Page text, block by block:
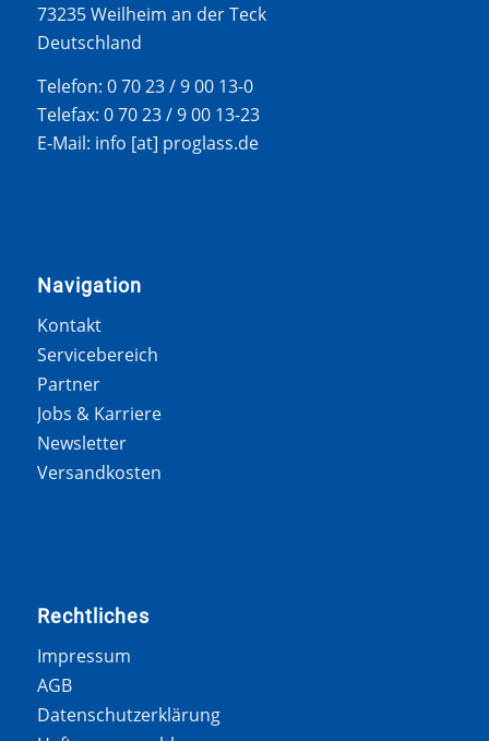
73235 Weilheim an der Teck
Deutschland
Telefon: 0 70 23 / 9 00 13-0
Telefax: 0 70 23 / 9 00 13-23
E-Mail: info [at] proglass.de
Navigation
Kontakt
Servicebereich
Partner
Jobs & Karriere
Newsletter
Versandkosten
Rechtliches
Impressum
AGB
Datenschutzerklärung